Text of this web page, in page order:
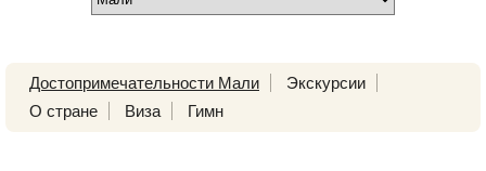
Достопримечательности Мали
Экскурсии
О стране
Виза Гимн